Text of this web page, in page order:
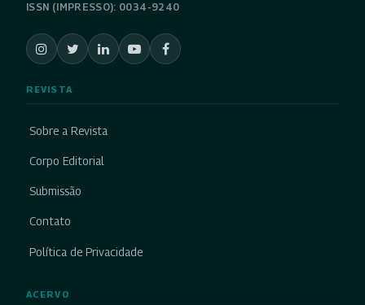
ISSN (IMPRESSO): 0034-9240
REVISTA
Sobre a Revista
Corpo Editorial
Submissão
Contato
Política de Privacidade
ACERVO